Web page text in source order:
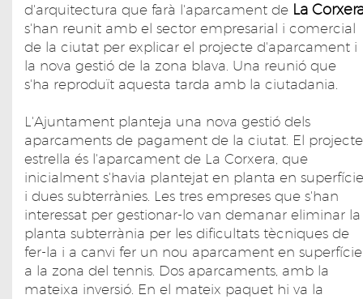
d'arquitectura que farà l'aparcament de La
s'han reunit amb el sector empresarial i comercial
de la ciutat per explicar el projecte d'aparcament i
la nova gestió de la zona blava. Una reunió que
s'ha reproduït aquesta tarda amb la ciutadania.
L'Ajuntament planteja una nova gestió dels
aparcaments de pagament de la ciutat. El projecte
estrella és l'aparcament de La Corxera, que
inicialment s'havia plantejat en planta en superfície
i dues subterrànies. Les tres empreses que s'han
interessat per gestionar-lo van demanar eliminar la
planta subterrània per les dificultats tècniques de
fer-la i a canvi fer un nou aparcament en superfície
a la zona del tennis. Dos aparcaments, amb la
mateixa inversió. En el mateix paquet hi va la